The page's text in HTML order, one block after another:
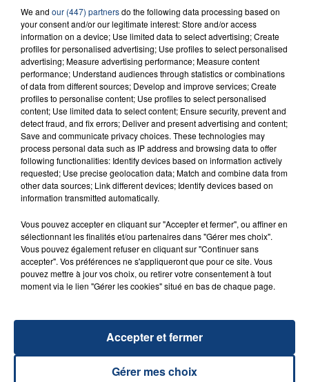
Jamaican
HUGEL & SOLTO
FIL D'ACTU
23 juillet 2026
SON BÉBÉ ENTRE LA VIE ET LA...
Un homme s'est immolé par le feu après avoir
d'un liquide inflammable.
We and our (447) partnersdo the following data processing based on
your consent and/or our legitimate interest: Store and/or access
information on a device; Use limited data to select advertising; Create
profiles for personalised advertising; Use profiles to select personalised
advertising; Measure advertising performance; Measure content
performance; Understand audiences through statistics or combinations
of data from different sources; Develop and improve services; Create
profiles to personalise content; Use profiles to select personalised
content; Use limited data to select content; Ensure security, prevent and
detect fraud, and fix errors; Deliver and present advertising and content;
Save and communicate privacy choices. These technologies may
process personal data such as IP address and browsing data to offer
following functionalities: Identify devices based on information actively
requested; Use precise geolocation data; Match and combine data from
other data sources; Link different devices; Identify devices based on
information transmitted automatically.
Vous pouvez accepter en cliquant sur "Accepter et fermer", ou affiner en
sélectionnant les finalités et/ou partenaires dans "Gérer mes choix".
Vous pouvez également refuser en cliquant sur "Continuer sans
accepter". Vos préférences ne s'appliqueront que pour ce site. Vous
pouvez mettre à jour vos choix, ou retirer votre consentement à tout
moment via le lien "Gérer les cookies" situé en bas de chaque page.
Gérer mes choix
Accepter et fermer